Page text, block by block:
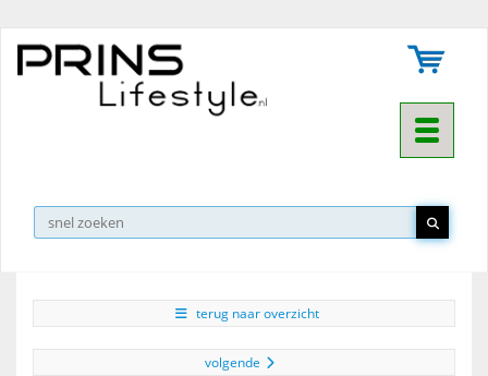
Toggle
▼
terug naar overzicht
volgende